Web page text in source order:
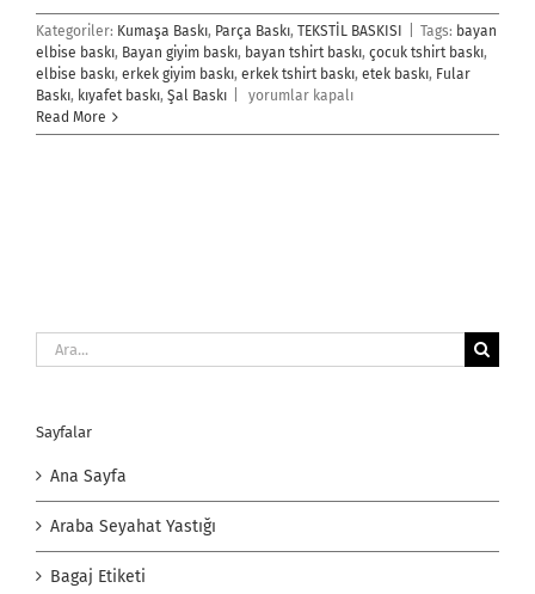
Kategoriler: Kumaşa Baskı, Parça Baskı, TEKSTİL BASKISI Tags: bayan
elbise baskı, Bayan giyim baskı, bayan tshirt baskı, çocuk tshirt baskı,
elbise baskı, erkek giyim baskı, erkek tshirt baskı, etek baskı, Fular
Baskı, kıyafet baskı, Şal Baskı
Giyim
için
yorumlar kapalı
Read More
Ara:
Sayfalar
Ana Sayfa
Araba Seyahat Yastığı
Bagaj Etiketi